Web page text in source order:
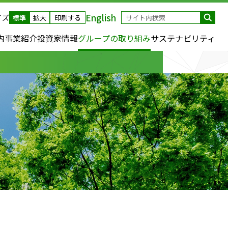
ズ 標準 拡大 印刷する English
事業紹介投資家情報グループの取り組みサステナビリティ